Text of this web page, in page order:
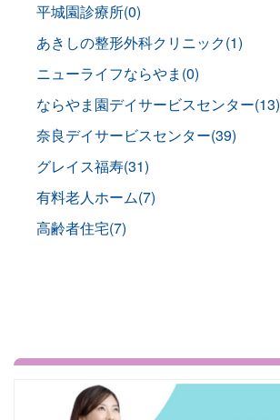
平城園診療所(0)
あきしの整形外科クリニック(1)
ニューライフならやま(0)
ならやま園デイサービスセンター(13)
奈良デイサービスセンター(39)
グレイス福寿(31)
有料老人ホーム(7)
高齢者住宅(7)